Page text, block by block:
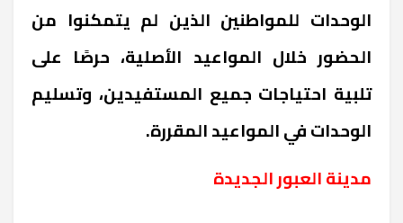
الوحدات للمواطنين الذين لم يتمكنوا من
الحضور خلال المواعيد الأصلية، حرصًا على
تلبية احتياجات جميع المستفيدين، وتسليم
الوحدات في المواعيد المقررة.
مدينة العبور الجديدة